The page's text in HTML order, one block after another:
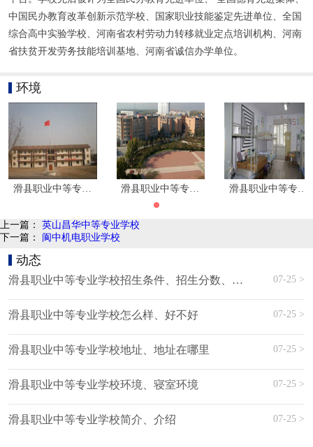
中国民办教育改革创新示范学校、国家职业技能鉴定先进单位、全国
综合高中实验学校、河南省农村劳动力转移就业定点培训机构、河南
省扶贫开发劳务技能培训基地、河南省诚信办学单位。
环境
滑县职业中等专业技术学校环境滑县职业中等专业技术学校环境滑县职业中等专业
上一篇： 英山昌华中等专业学校
下一篇： 阆中机电职业学校
动态
​滑县职业中等专业学校招生条件、招生分数、招生要求 07-25 >
​滑县职业中等专业学校怎么样、好不好 07-25 >
滑县职业中等专业学校地址、地址在哪里 07-25 >
滑县职业中等专业学校环境、寝室环境 07-25 >
滑县职业中等专业学校简介、介绍 07-25 >